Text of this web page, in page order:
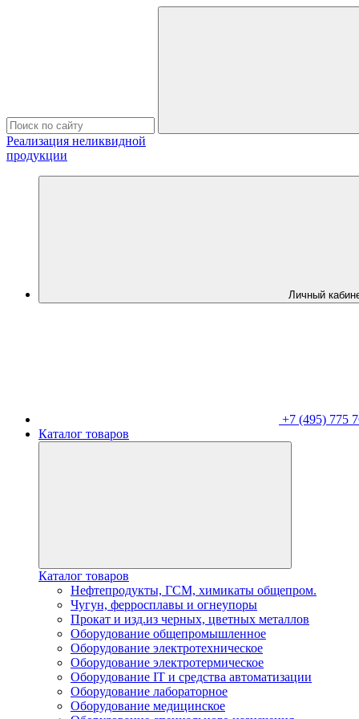
Реализация неликвидной
продукции
Личный
+7 (495) 775
Каталог товаров
Каталог товаров
Нефтепродукты, ГСМ, химикаты общепром.
Чугун, ферросплавы и огнеупоры
Прокат и изд.из черных, цветных металлов
Оборудование общепромышленное
Оборудование электротехническое
Оборудование электротермическое
Оборудование IT и средства автоматизации
Оборудование лабораторное
Оборудование медицинское